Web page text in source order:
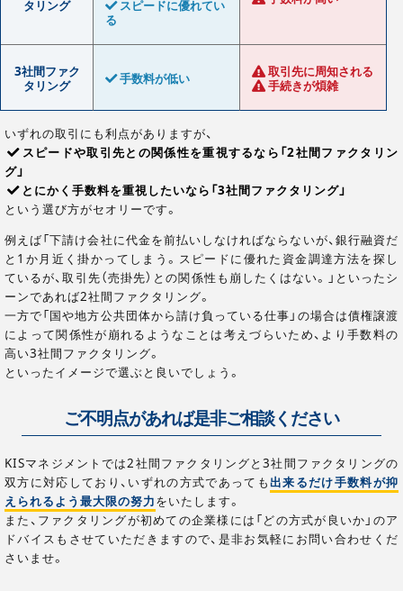
タリング
スピードに優れてい
る
3社間ファク
タリング
手数料が低い
取引先に周知される
手続きが煩雑
いずれの取引にも利点がありますが、
スピードや取引先との関係性を重視するなら「2社間ファクタリン
グ」
とにかく手数料を重視したいなら「3社間ファクタリング」
という選び方がセオリーです。
例えば「下請け会社に代金を前払いしなければならないが、銀行融資だ
と1か月近く掛かってしまう。スピードに優れた資金調達方法を探し
ているが、取引先（売掛先）との関係性も崩したくはない。」といったシ
ーンであれば2社間ファクタリング。
一方で「国や地方公共団体から請け負っている仕事」の場合は債権譲渡
によって関係性が崩れるようなことは考えづらいため、より手数料の
高い3社間ファクタリング。
といったイメージで選ぶと良いでしょう。
ご不明点があれば是非ご相談ください
KISマネジメントでは2社間ファクタリングと3社間ファクタリングの
双方に対応しており、いずれの方式であっても出来るだけ手数料が抑
えられるよう最大限の努力をいたします。
また、ファクタリングが初めての企業様には「どの方式が良いか」のア
ドバイスもさせていただきますので、是非お気軽にお問い合わせくだ
さいませ。